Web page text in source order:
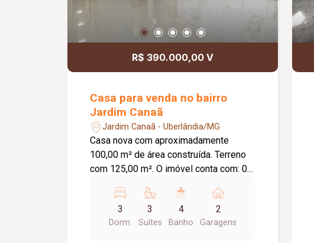
R$ 390.000,00 V
Casa para venda no bairro
Jardim Canaã
Jardim Canaã - Uberlândia/MG
Casa nova com aproximadamente
100,00 m² de área construída. Terreno
com 125,00 m². O imóvel conta com: 03
Sala ampla integrada à cozinha
gourmet; Banheiro social; Cozinha
gourmet com ilha central revestida em
3
Dorm.
3
Suítes
4
Banho
2
Garagens